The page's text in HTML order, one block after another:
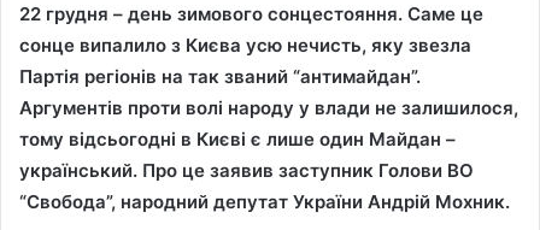
22 грудня – день зимового сонцестояння. Саме це
сонце випалило з Києва усю нечисть, яку звезла
Партія регіонів на так званий “антимайдан”.
Аргументів проти волі народу у влади не залишилося,
тому відсьогодні в Києві є лише один Майдан –
український. Про це заявив заступник Голови ВО
“Свобода”, народний депутат України Андрій Мохник.